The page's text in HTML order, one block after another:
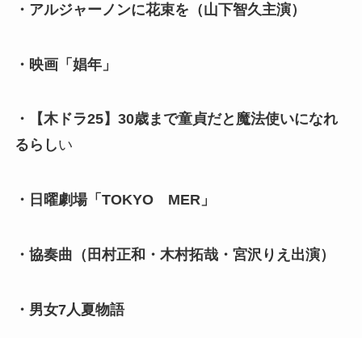
・アルジャーノンに花束を（山下智久主演）
・映画「娼年」
・【木ドラ25】30歳まで童貞だと魔法使いになれ
るらしい
・日曜劇場「TOKYO MER」
・協奏曲（田村正和・木村拓哉・宮沢りえ出演）
・男女7人夏物語